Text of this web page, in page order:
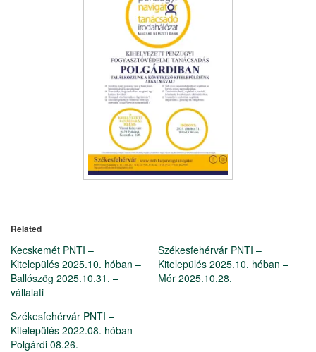
Related
Kecskemét PNTI –
Kitelepülés 2025.10. hóban –
Ballószög 2025.10.31. –
vállalati
Székesfehérvár PNTI –
Kitelepülés 2025.10. hóban –
Mór 2025.10.28.
Székesfehérvár PNTI –
Kitelepülés 2022.08. hóban –
Polgárdi 08.26.